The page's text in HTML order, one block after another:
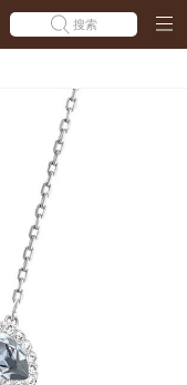
搜索